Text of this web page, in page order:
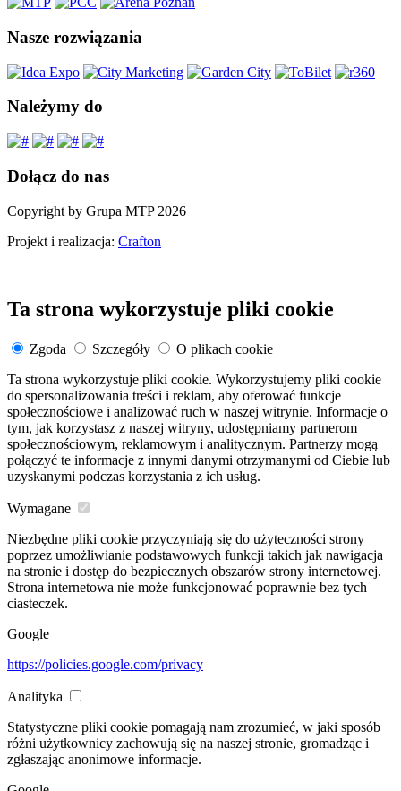
Nasze rozwiązania
Należymy do
Dołącz do nas
Copyright by Grupa MTP 2026
Projekt i realizacja: Crafton
Ta strona wykorzystuje pliki cookie
Zgoda Szczegóły
O plikach cookie
Ta strona wykorzystuje pliki cookie. Wykorzystujemy pliki cookie
do spersonalizowania treści i reklam, aby oferować funkcje
społecznościowe i analizować ruch w naszej witrynie. Informacje o
tym, jak korzystasz z naszej witryny, udostępniamy partnerom
społecznościowym, reklamowym i analitycznym. Partnerzy mogą
połączyć te informacje z innymi danymi otrzymanymi od Ciebie lub
uzyskanymi podczas korzystania z ich usług.
Wymagane
Niezbędne pliki cookie przyczyniają się do użyteczności strony
poprzez umożliwianie podstawowych funkcji takich jak nawigacja
na stronie i dostęp do bezpiecznych obszarów strony internetowej.
Strona internetowa nie może funkcjonować poprawnie bez tych
ciasteczek.
Google
https://policies.google.com/privacy
Analityka
Statystyczne pliki cookie pomagają nam zrozumieć, w jaki sposób
różni użytkownicy zachowują się na naszej stronie, gromadząc i
zgłaszając anonimowe informacje.